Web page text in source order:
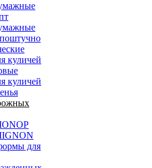
куличей
куличей
для